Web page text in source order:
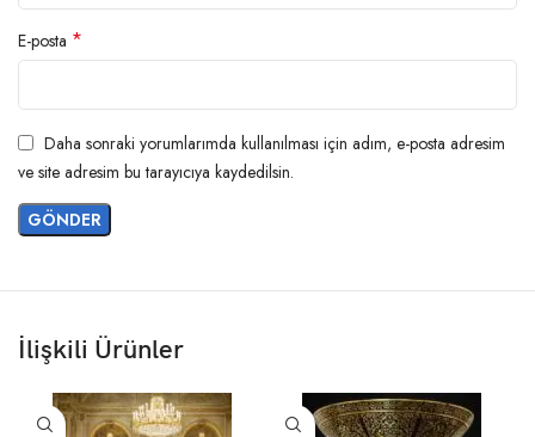
E-posta *
Daha sonraki yorumlarımda kullanılması için adım, e-posta adresim
ve site adresim bu tarayıcıya kaydedilsin.
İlişkili Ürünler